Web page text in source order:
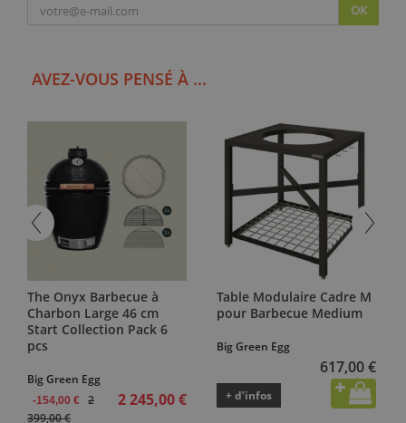
OK
AVEZ-VOUS PENSÉ À ...
The Onyx Barbecue à
Charbon Large 46 cm
Start Collection Pack 6
pcs
Big Green Egg
-154,00 €
2
399,00 €
2 245,00 €
Table Modulaire Cadre M
pour Barbecue Medium
Big Green Egg
617,00 €
+ d’infos